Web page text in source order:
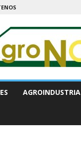
AGROINDUSTRIA